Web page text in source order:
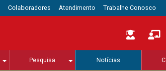
Colaboradores Atendimento Trabalhe Conosco
Pesquisa Notícias